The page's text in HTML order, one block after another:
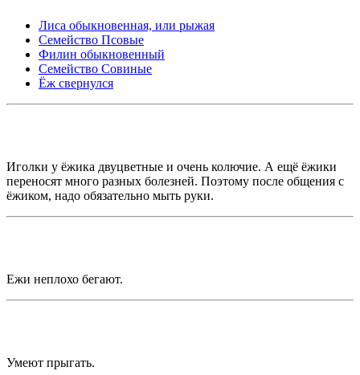
Лиса обыкновенная, или рыжая
Семейство Псовые
Филин обыкновенный
Семейство Совиные
Ёж свернулся
Иголки у ёжика двуцветные и очень колючие. А ещё ёжики
переносят много разных болезней. Поэтому после общения с
ёжиком, надо обязательно мыть руки.
Ежи неплохо бегают.
Умеют прыгать.